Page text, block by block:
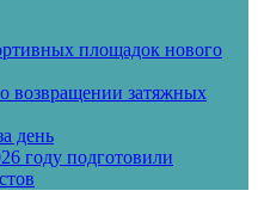
площадок нового
возвращении затяжных
день
году подготовили